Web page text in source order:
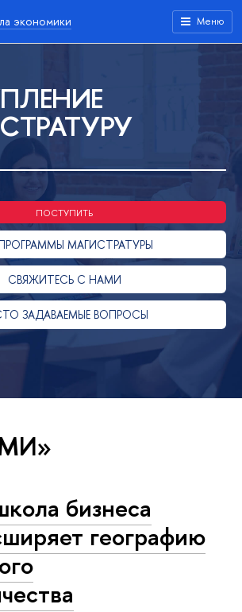
экономики Меню
ПОСТУПИТЬ
МАГИСТРАТУРЫ
СВЯЖИТЕСЬ С НАМИ
ЗАДАВАЕМЫЕ ВОПРОСЫ
бизнеса
географию